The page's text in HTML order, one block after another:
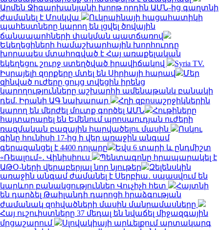
Արմեն Ջիգարխանյանի խորթ որդին ԱՄՆ-ից գաղտնի
ժամանել է Մոսկվա
Ուկրաինայի հացահատիկի
պահեստները կարող են լցվել ծովային
ճանապարհների փակման պատճառով
Եկեղեցիների համաշխարհային խորհուրդը
խորապես մտահոգված է Հայ առաքելական
եկեղեցու շուրջ ստեղծված իրավիճակով
Syria TV.
Իսրայելի զորքերը մտել են Սիրիայի հարավ
Մեր
զինված ուժերը ցույց տվեցին իրենց
կարողությունները աշխարհի ամենաթանկ բանակի
դեմ. Իրանի ԱԳ նախարար
Հղի զբոսաշրջիկներին
կարող են մերժել մուտք գործել ԱՄՆ
Հութիները
հայտարարել են Եմենում պրոսաուդյան ուժերի
ռազմական բազային հարվածելու մասին
Ոսկու
գինը հունիսի 17-ից ի վեր առաջին անգամ
գերազանցել է 4400 դոլարը
Եվս 6 տարի և ընդմիշտ
«Ռեալում»․ Վինիսիուս
Պենտագոնը հրապարակել է
ԱԹՕ-ների վերաբերյալ նոր նյութեր
Զելենսկին
առաջին անգամ ժամանել է Սերբիա․ սպասվում են
կարևոր բանակցություններ Վուչիչի հետ
Հայտնի
են դարձել Թաիլանդի դպրոցի հրաձգության
ժամանակ զոհվածների մասին մանրամասները
Հայ ուշուիստները 37 մեդալ են նվաճել միջազգային
մրցաշարում
Սլովակիայի արևելքում արտակարգ